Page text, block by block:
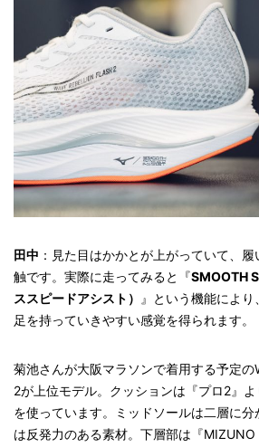
田中 ：見た目はかかとが上がっていて、
触です。実際に走ってみると『SMOOTH
ススピードアシスト）
』という機能によ
足を持っていきやすい感覚を得られます。
菊池さんが大阪マラソンで着用する予定の
2が上位モデル。クッションは『プロ2』
を使っています。ミッドソールは二層に
は反発力のある素材。下層部は『MIZUNO